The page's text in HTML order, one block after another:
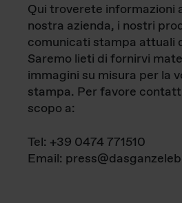
Qui troverete informazioni
nostra azienda, i nostri
comunicati stampa attuali
Saremo lieti di fornirvi
immagini su misura per la
stampa. Per favore
scopo a:
Tel: +39 0474 771510
Email: